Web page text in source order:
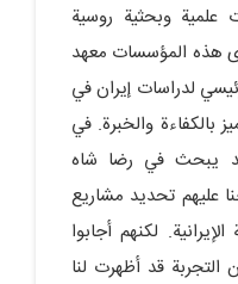
علمية وبحثية روسية
هذه المؤسسات معهد
لدراسات إيران في
بالكفاءة والخبرة. في
يبحث في رضا شاه
عليهم تحديد مشاريع
لكنهم أجابوا
التجربة قد أظهرت لنا